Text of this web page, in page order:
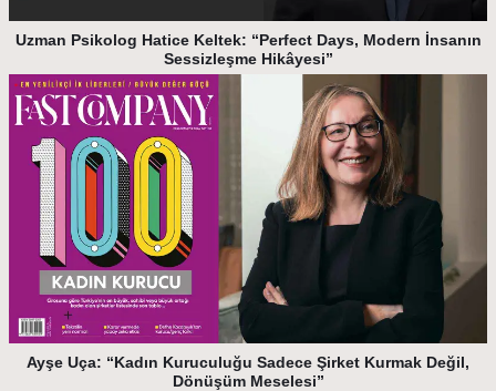
Uzman Psikolog Hatice Keltek: “Perfect Days, Modern İnsanın
Sessizleşme Hikâyesi”
Ayşe Uça: “Kadın Kuruculuğu Sadece Şirket Kurmak Değil,
Dönüşüm Meselesi”